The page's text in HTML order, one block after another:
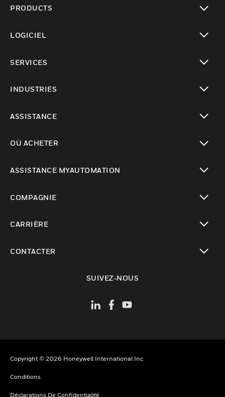
PRODUCTS
LOGICIEL
SERVICES
INDUSTRIES
ASSISTANCE
OÙ ACHETER
ASSISTANCE MYAUTOMATION
COMPAGNIE
CARRIÈRE
CONTACTER
SUIVEZ-NOUS
Copyright © 2026 Honeywell International Inc
Conditions
Déclarations De Confidentialité